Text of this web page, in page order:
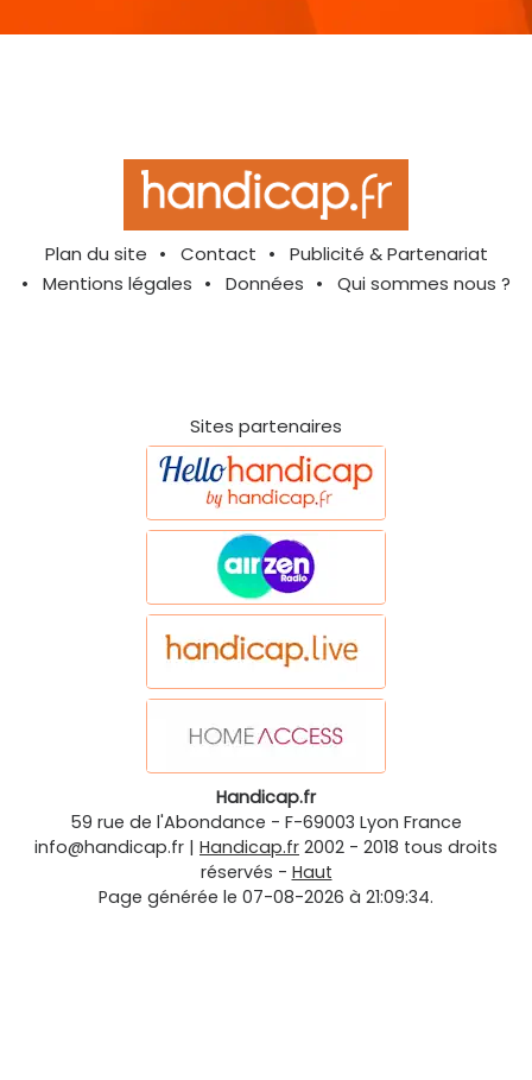
Plan du site Contact
Publicité & Partenariat
Mentions légales
Données Qui sommes nous ?
Sites partenaires
Handicap.fr
59 rue de l'Abondance - F-69003 Lyon France
info@handicap.fr | Handicap.fr 2002 - 2018 tous droits
réservés - Haut
Page générée le 07-08-2026 à 21:09:34.